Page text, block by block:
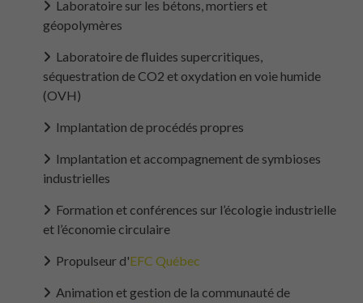
Laboratoire sur les bétons, mortiers et
géopolymères
Laboratoire de fluides supercritiques,
séquestration de CO2 et oxydation en voie humide
(OVH)
Implantation de procédés propres
Implantation et accompagnement de symbioses
industrielles
Formation et conférences sur l’écologie industrielle
et l’économie circulaire
Propulseur d'EFC Québec
Animation et gestion de la communauté de